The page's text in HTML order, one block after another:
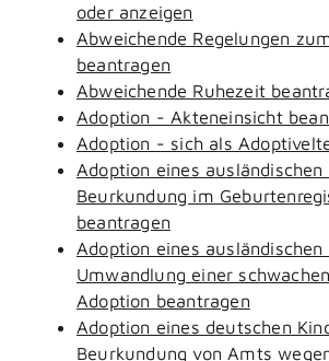
oder anzeigen
Abweichende Regelungen
beantragen
Abweichende Ruhezeit
Adoption - Akteneinsicht
Adoption - sich als
Adoption eines ausländischen
Beurkundung im
beantragen
Adoption eines ausländischen
Umwandlung einer
Adoption beantragen
Adoption eines deutschen
Beurkundung von Amts